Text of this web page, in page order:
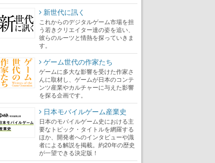
新世代に訊く
これからのデジタルゲーム市場を担
う若きクリエイター達の姿を追い、
彼らのルーツと情熱を探っていきま
す。
ゲーム世代の作家たち
ゲームに多大な影響を受けた作家さ
んに取材し、ゲームが日本のコンテ
ンツ産業やカルチャーに与えた影響
を探る企画です。
日本モバイルゲーム産業史
日本のモバイルゲーム史における主
要なトピック・タイトルを網羅する
ほか、開発者へのインタビューや識
者による解説を掲載。約20年の歴史
が一望できる決定版！